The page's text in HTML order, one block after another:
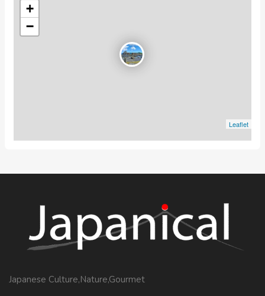
+
−
Leaflet
Japanese Culture,Nature,Gourmet